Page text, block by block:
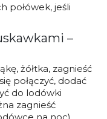
połówek, jeśli
–
żółtka, zagnieść
połączyć, dodać
do lodówki
zagnieść
na noc).